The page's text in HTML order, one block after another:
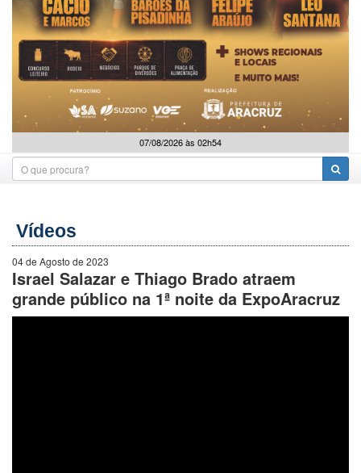
07/08/2026 às 02h54
Vídeos
04 de Agosto de 2023
Israel Salazar e Thiago Brado atraem
grande público na 1ª noite da ExpoAracruz